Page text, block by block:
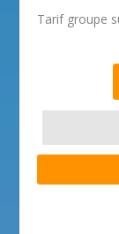
Tarif groupe